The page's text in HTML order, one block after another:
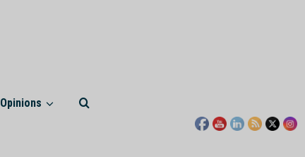
Opinions